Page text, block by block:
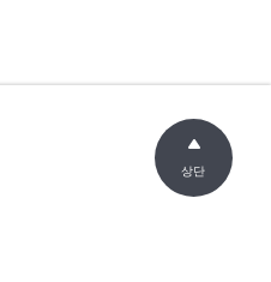
상단